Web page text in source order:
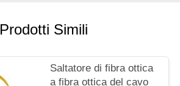
Prodotti Simili
Saltatore di fibra ottica
a fibra ottica del cavo